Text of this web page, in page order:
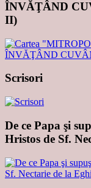
ÎNVĂŢÂND
II)
Scrisori
De ce Papa şi
Hristos de Sf.